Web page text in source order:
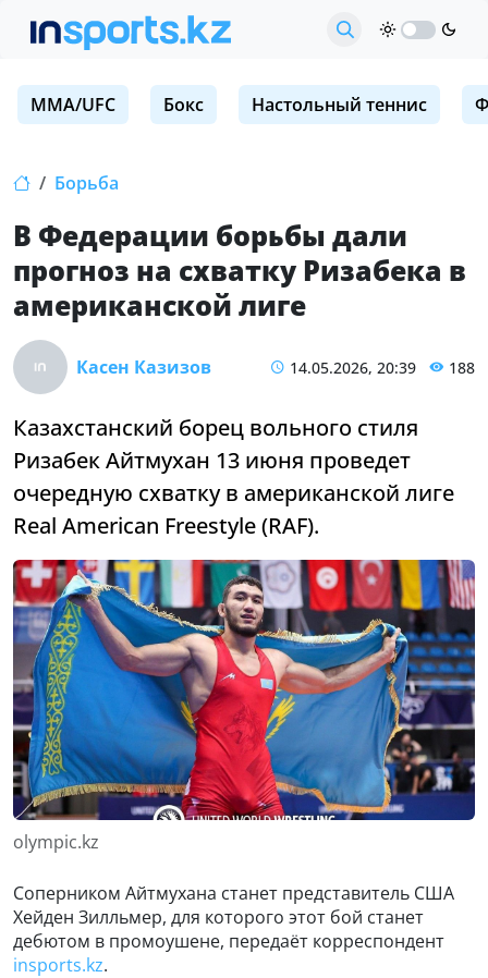
MMA/UFC Бокс Настольный теннис
Борьба
В Федерации борьбы дали
прогноз на схватку Ризабека в
американской лиге
Касен Казизов 14.05.2026, 20:39 188
Казахстанский борец вольного стиля
Ризабек Айтмухан 13 июня проведет
очередную схватку в американской лиге
Real American Freestyle (RAF).
olympic.kz
Соперником Айтмухана станет представитель США
Хейден Зилльмер, для которого этот бой станет
дебютом в промоушене, передаёт корреспондент
insports.kz.